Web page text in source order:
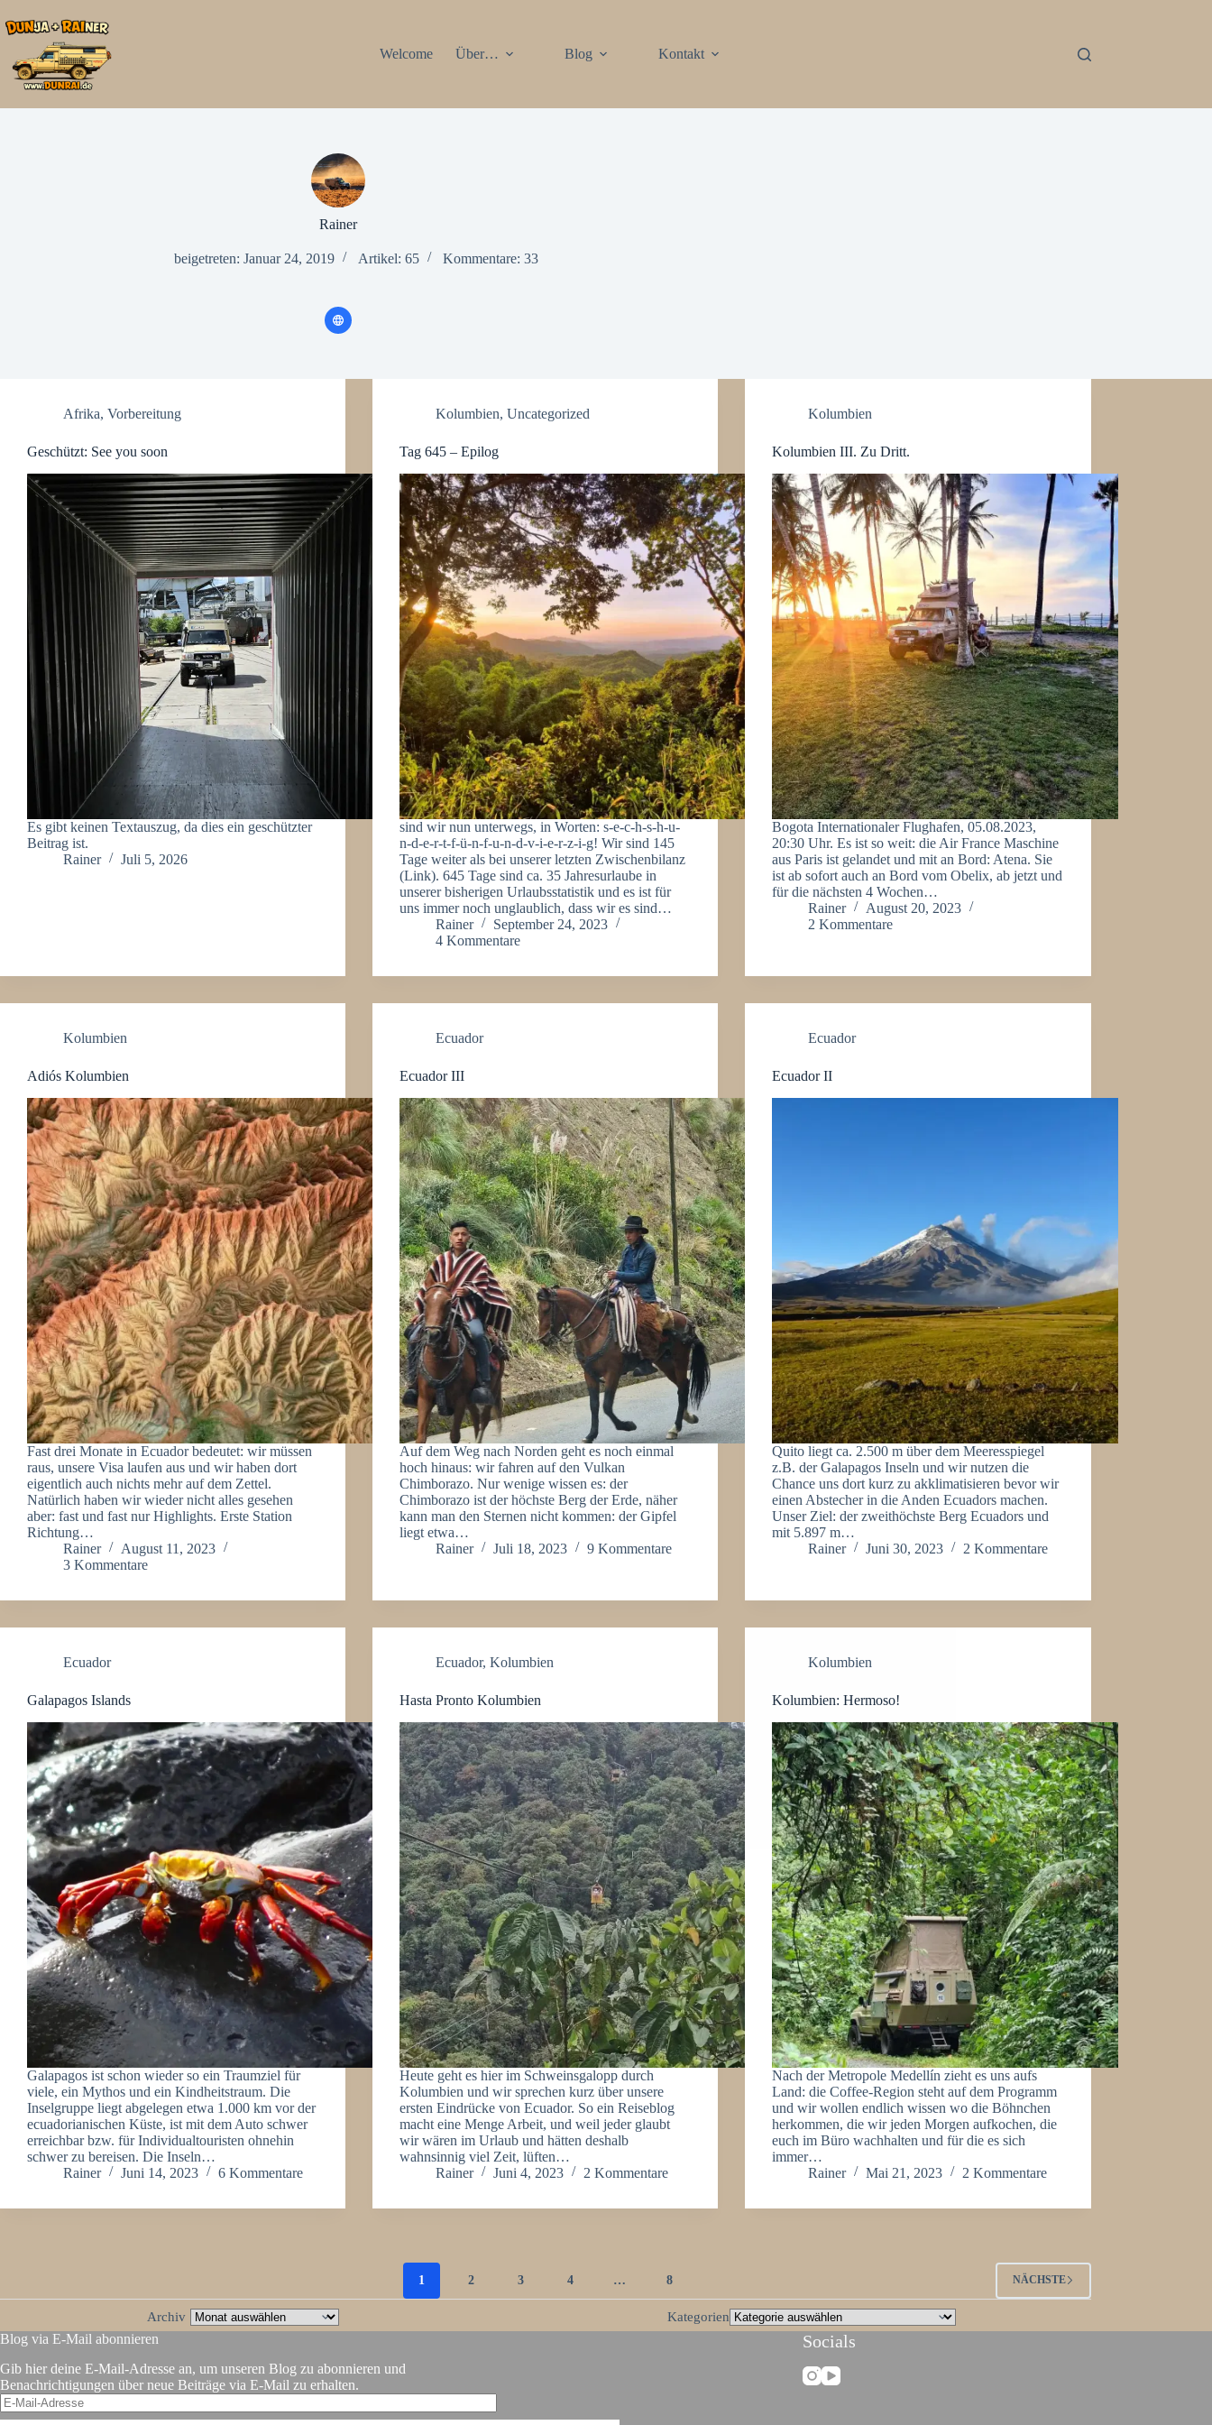
Inhalt
springen
Welcome
Über… Blog Kontakt
Rainer
beigetreten: Januar 24, 2019 Artikel: 65 Kommentare: 33
Afrika, Vorbereitung
Geschützt: See you soon
Es gibt keinen Textauszug, da dies ein geschützter
Beitrag ist.
Rainer
Juli 5, 2026
Kolumbien,Uncategorized
Tag 645 – Epilog
sind wir nun unterwegs, in Worten: s-e-c-h-s-h-u-
n-d-e-r-t-f-ü-n-f-u-n-d-v-i-e-r-z-i-g! Wir sind 145
Tage weiter als bei unserer letzten Zwischenbilanz
(Link). 645 Tage sind ca. 35 Jahresurlaube in
unserer bisherigen Urlaubsstatistik und es ist für
uns immer noch unglaublich, dass wir es sind…
Rainer
September 24, 2023
4 Kommentare
Kolumbien
Kolumbien III. Zu Dritt.
Bogota Internationaler Flughafen, 05.08.2023,
20:30 Uhr. Es ist so weit: die Air France Maschine
aus Paris ist gelandet und mit an Bord: Atena. Sie
ist ab sofort auch an Bord vom Obelix, ab jetzt und
für die nächsten 4 Wochen…
Rainer
August 20, 2023
2 Kommentare
Kolumbien
Adiós Kolumbien
Fast drei Monate in Ecuador bedeutet: wir müssen
raus, unsere Visa laufen aus und wir haben dort
eigentlich auch nichts mehr auf dem Zettel.
Natürlich haben wir wieder nicht alles gesehen
aber: fast und fast nur Highlights. Erste Station
Richtung…
Rainer
August 11, 2023
3 Kommentare
Ecuador
Ecuador III
Auf dem Weg nach Norden geht es noch einmal
hoch hinaus: wir fahren auf den Vulkan
Chimborazo. Nur wenige wissen es: der
Chimborazo ist der höchste Berg der Erde, näher
kann man den Sternen nicht kommen: der Gipfel
liegt etwa…
Rainer
Juli 18, 2023 9 Kommentare
Ecuador
Ecuador II
Quito liegt ca. 2.500 m über dem Meeresspiegel
z.B. der Galapagos Inseln und wir nutzen die
Chance uns dort kurz zu akklimatisieren bevor wir
einen Abstecher in die Anden Ecuadors machen.
Unser Ziel: der zweithöchste Berg Ecuadors und
mit 5.897 m…
Rainer
Juni 30, 2023 2 Kommentare
Ecuador
Galapagos Islands
Galapagos ist schon wieder so ein Traumziel für
viele, ein Mythos und ein Kindheitstraum. Die
Inselgruppe liegt abgelegen etwa 1.000 km vor der
ecuadorianischen Küste, ist mit dem Auto schwer
erreichbar bzw. für Individualtouristen ohnehin
schwer zu bereisen. Die Inseln…
Rainer
Juni 14, 2023 6 Kommentare
Ecuador,Kolumbien
Hasta Pronto Kolumbien
Heute geht es hier im Schweinsgalopp durch
Kolumbien und wir sprechen kurz über unsere
ersten Eindrücke von Ecuador. So ein Reiseblog
macht eine Menge Arbeit, und weil jeder glaubt
wir wären im Urlaub und hätten deshalb
wahnsinnig viel Zeit, lüften…
Rainer
Juni 4, 2023 2 Kommentare
Kolumbien
Kolumbien: Hermoso!
Nach der Metropole Medellín zieht es uns aufs
Land: die Coffee-Region steht auf dem Programm
und wir wollen endlich wissen wo die Böhnchen
herkommen, die wir jeden Morgen aufkochen, die
euch im Büro wachhalten und für die es sich
immer…
Rainer
Mai 21, 2023 2 Kommentare
1 2 3 4 … 8 NÄCHSTE
Archiv Kategorien
Blog via E-Mail abonnieren
Gib hier deine E-Mail-Adresse an, um unseren Blog zu abonnieren und
Benachrichtigungen über neue Beiträge via E-Mail zu erhalten.
E-
Mail-
Socials